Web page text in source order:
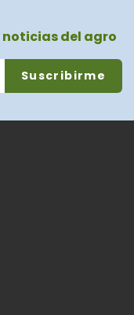
noticias del agro